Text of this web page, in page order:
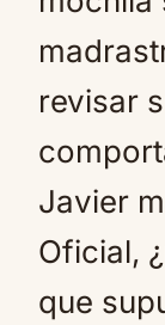
revisar
Javier
Oficial,
que